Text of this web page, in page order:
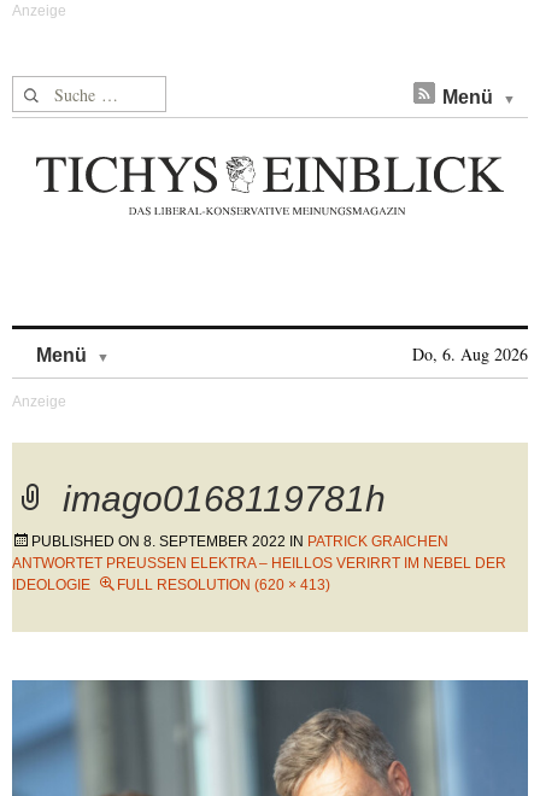
Suche nach: Menü
Menü Do, 6. Aug 2026
imago0168119781h
PUBLISHED ON 8. SEPTEMBER 2022 IN PATRICK GRAICHEN
ANTWORTET PREUSSEN ELEKTRA – HEILLOS VERIRRT IM NEBEL DER
IDEOLOGIE
FULL RESOLUTION (620 × 413)